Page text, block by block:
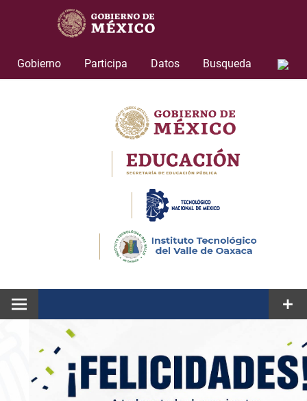
Gobierno
Participa Datos Busqueda